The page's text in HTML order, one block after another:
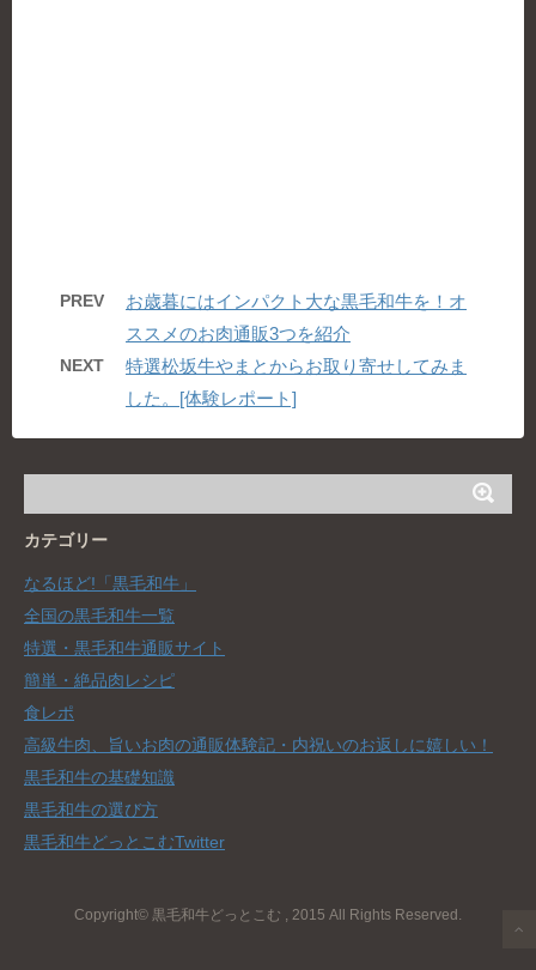
PREV
お歳暮にはインパクト大な黒毛和牛を！オ
ススメのお肉通販3つを紹介
NEXT
特選松坂牛やまとからお取り寄せしてみま
した。[体験レポート]
カテゴリー
なるほど!「黒毛和牛」
全国の黒毛和牛一覧
特選・黒毛和牛通販サイト
簡単・絶品肉レシピ
食レポ
高級牛肉、旨いお肉の通販体験記・内祝いのお返しに嬉しい！
黒毛和牛の基礎知識
黒毛和牛の選び方
黒毛和牛どっとこむTwitter
Copyright© 黒毛和牛どっとこむ , 2015 All Rights Reserved.